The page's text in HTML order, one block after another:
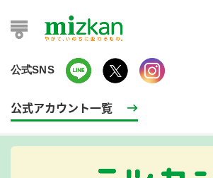
公式SNS
公式アカウント一覧